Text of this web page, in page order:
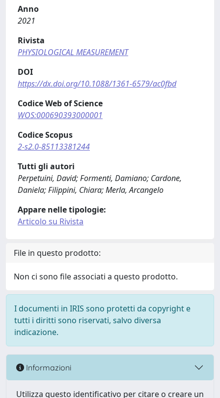
Anno
2021
Rivista
PHYSIOLOGICAL MEASUREMENT
DOI
https://dx.doi.org/10.1088/1361-6579/ac0fbd
Codice Web of Science
WOS:000690393000001
Codice Scopus
2-s2.0-85113381244
Tutti gli autori
Perpetuini, David; Formenti, Damiano; Cardone,
Daniela; Filippini, Chiara; Merla, Arcangelo
Appare nelle tipologie:
Articolo su Rivista
File in questo prodotto:
Non ci sono file associati a questo prodotto.
I documenti in IRIS sono protetti da copyright e
tutti i diritti sono riservati, salvo diversa
indicazione.
Informazioni
Utilizza questo identificativo per citare o creare un